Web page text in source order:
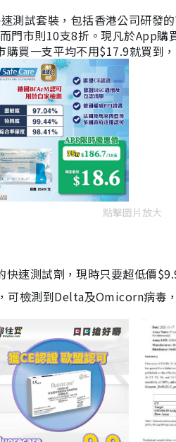
測試套裝，包括香港公司研
門市則10支8折。現凡於App
買一支平均不用$17.9就買到
點擊圖片放大
速測試劑，現時只要超低價
可檢測到Delta及Omicorn病毒